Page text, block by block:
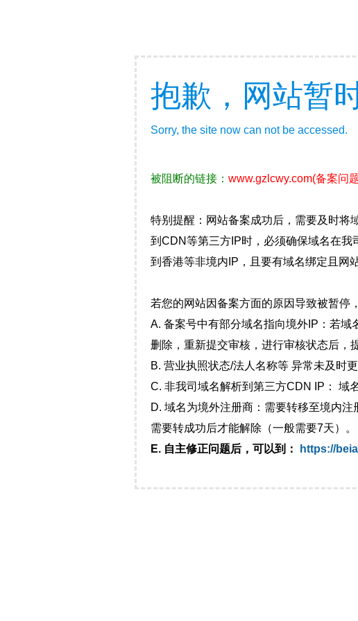
抱歉，网站暂
Sorry, the site now can not be accessed.
被阻断的链接： www.gzlcwy.com(备案问
特别提醒：网站备案成功后，需要及时将
到CDN等第三方IP时，必须确保域名在
到香港等非境内IP，且要有域名绑定且网
若您的网站因备案方面的原因导致被暂停
A. 备案号中有部分域名指向境外IP：若域
删除，重新提交审核，进行审核状态后，
B. 营业执照状态/法人名称等 异常未及时
C. 非我司域名解析到第三方CDN IP： 域
D. 域名为境外注册商：需要转移至境内注
需要转成功后才能解除（一般需要7天）。
E. 自主修正问题后，可以到：
https://